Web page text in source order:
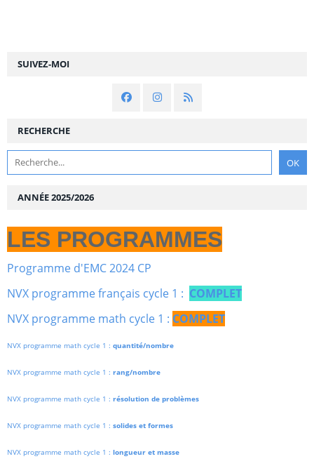
SUIVEZ-MOI
RECHERCHE
ANNÉE 2025/2026
LES PROGRAMMES
Programme d'EMC 2024 CP
NVX programme français cycle 1 : COMPLET
NVX programme math cycle 1 : COMPLET
NVX programme math cycle 1 : quantité/nombre
NVX programme math cycle 1 : rang/nombre
NVX programme math cycle 1 : résolution de problèmes
NVX programme math cycle 1 : solides et formes
NVX programme math cycle 1 : longueur et masse